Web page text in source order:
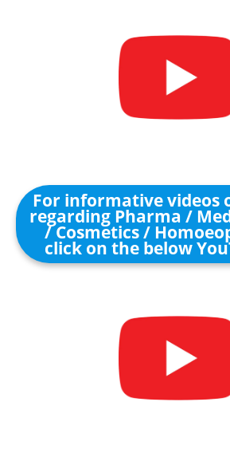
For informative videos
regarding Pharma /
/ Cosmetics /
click on the below